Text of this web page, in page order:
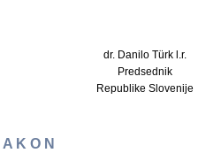
dr. Danilo Türk l.r.
Predsednik
Republike Slovenije
A K O N